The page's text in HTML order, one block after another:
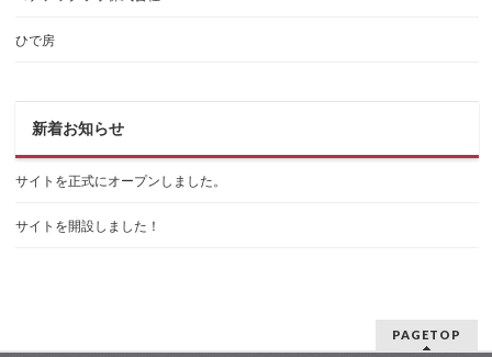
ひで房
新着お知らせ
サイトを正式にオープンしました。
サイトを開設しました！
PAGETOP